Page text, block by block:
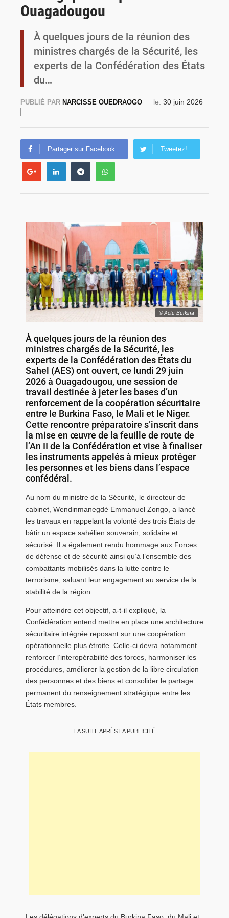
Ouagadougou
À quelques jours de la réunion des
ministres chargés de la Sécurité, les
experts de la Confédération des États
du…
PUBLIÉ PAR NARCISSE OUEDRAOGO le: 30 juin 2026
Partager sur Facebook Tweetez!
© Actu Burkina
À quelques jours de la réunion des
ministres chargés de la Sécurité, les
experts de la Confédération des États du
Sahel (AES) ont ouvert, ce lundi 29 juin
2026 à Ouagadougou, une session de
travail destinée à jeter les bases d’un
renforcement de la coopération sécuritaire
entre le Burkina Faso, le Mali et le Niger.
Cette rencontre préparatoire s’inscrit dans
la mise en œuvre de la feuille de route de
l’An II de la Confédération et vise à finaliser
les instruments appelés à mieux protéger
les personnes et les biens dans l’espace
confédéral.
Au nom du ministre de la Sécurité, le directeur de
cabinet, Wendinmanegdé Emmanuel Zongo, a lancé
les travaux en rappelant la volonté des trois États de
bâtir un espace sahélien souverain, solidaire et
sécurisé. Il a également rendu hommage aux Forces
de défense et de sécurité ainsi qu’à l’ensemble des
combattants mobilisés dans la lutte contre le
terrorisme, saluant leur engagement au service de la
stabilité de la région.
Pour atteindre cet objectif, a-t-il expliqué, la
Confédération entend mettre en place une architecture
sécuritaire intégrée reposant sur une coopération
opérationnelle plus étroite. Celle-ci devra notamment
renforcer l’interopérabilité des forces, harmoniser les
procédures, améliorer la gestion de la libre circulation
des personnes et des biens et consolider le partage
permanent du renseignement stratégique entre les
États membres.
LA SUITE APRÈS LA PUBLICITÉ